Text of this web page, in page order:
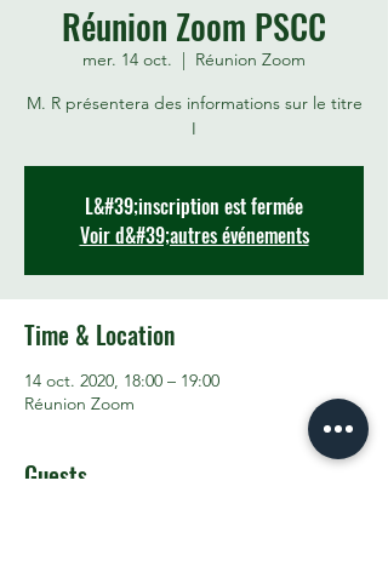
Réunion Zoom PSCC
mer. 14 oct.
  |
Réunion Zoom
M. R présentera des informations sur le titre
I
L&#39;inscription est fermée
Voir d&#39;autres événements
Time & Location
14 oct. 2020, 18:00 – 19:00
Réunion Zoom
Guests